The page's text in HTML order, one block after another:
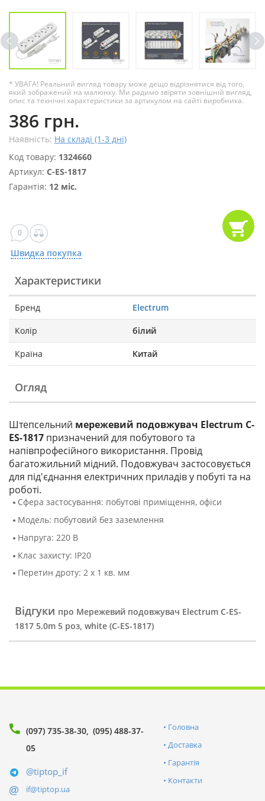
* УВАГА! Реальний вигляд товару може дещо відрізнятися від того,
який зображений на малюнку. Ми радимо звіряти зовнішній вигляд,
опис та технічні характеристики за артикулом на сайті виробника.
386 грн.
Наявність: На складі (1-3 дні)
Код товару: 1324660
Артикул: C-ES-1817
Гарантія: 12 міс.
0
Швидка покупка
Характеристики
Бренд Electrum
Колір білий
Країна Китай
Огляд
Штепсельний мережевий подовжувач Electrum C-
ES-1817 призначений для побутового та
напівпрофесійного використання. Провід
багатожильний мідний. Подовжувач застосовується
для під'єднання електричних приладів у побуті та на
роботі.
Сфера застосування: побутові приміщення, офіси
Модель: побутовий без заземлення
Напруга: 220 В
Клас захисту: IP20
Перетин дроту: 2 х 1 кв. мм
Відгуки про Мережевий подовжувач Electrum C-ES-
1817 5.0m 5 роз, white (C-ES-1817)
(097) 735-38-30 (095) 488-37-
05
@tiptop_if
if@tiptop.ua
Головна
Доставка
Гарантія
Контакти